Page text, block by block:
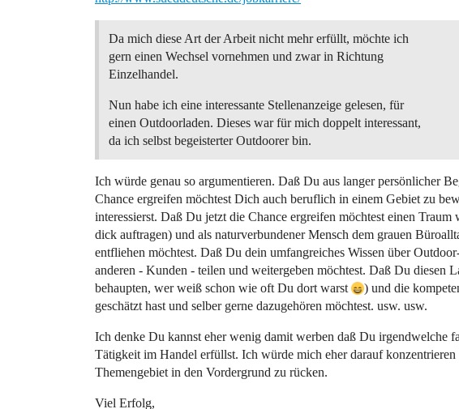
Da mich diese Art der Arbeit nicht mehr erfüllt, möchte ich
gern einen Wechsel vornehmen und zwar in Richtung
Einzelhandel.
Nun habe ich eine interessante Stellenanzeige gelesen, für
einen Outdoorladen. Dieses war für mich doppelt interessant,
da ich selbst begeisterter Outdoorer bin.
Ich würde genau so argumentieren. Daß Du aus langer persönlicher
Chance ergreifen möchtest Dich auch beruflich in einem Gebiet zu
interessierst. Daß Du jetzt die Chance ergreifen möchtest einen
dick auftragen) und als naturverbundener Mensch dem grauen
entfliehen möchtest. Daß Du dein umfangreiches Wissen über
anderen - Kunden - teilen und weitergeben möchtest. Daß Du diesen
behaupten, wer weiß schon wie oft Du dort warst
) und die
geschätzt hast und selber gerne dazugehören möchtest. usw. usw.
Ich denke Du kannst eher wenig damit werben daß Du irgendwelche
Tätigkeit im Handel erfüllst. Ich würde mich eher darauf
Themengebiet in den Vordergrund zu rücken.
Viel Erfolg,